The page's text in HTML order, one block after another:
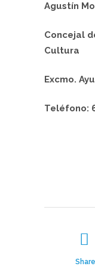
Agustín
Concejal
Cultura
Excmo.
Teléfono:
Share